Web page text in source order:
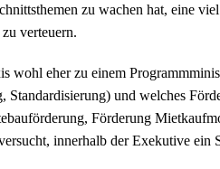
zu wachen hat, eine
verteuern.
wohl eher zu einem
und welches
Förderung
innerhalb der Exekutive ein